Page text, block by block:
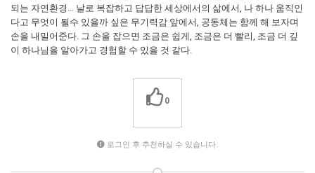
되는 자연환경... 날로 복잡하고 답답한 세상에서의 삶에서, 나 하나 움직인
다고 무엇이 될수 있을까 싶은 무기력감 앞에서, 공동체는 함께 해 보자며
손을 내밀어준다. 그 손을 잡으면 조금은 쉽게, 조금은 더 빨리, 조금 더 깊
이 하나님을 알아가고 경험할 수 있을 것 같다.
0
로그인 후 추천하실 수 있습니다.